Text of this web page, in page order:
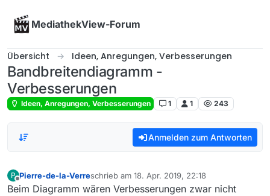
MediathekView-Forum
Übersicht Ideen, Anregungen, Verbesserungen
Bandbreitendiagramm -
Verbesserungen
Ideen, Anregungen, Verbesserungen 1 1 243
Anmelden zum Antworten
P
Offline
Pierre-de-la-Verreschrieb am 18. Apr. 2019, 22:18
zuletzt editiert von
Beim Diagramm wären Verbesserungen zwar nicht